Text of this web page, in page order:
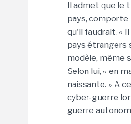
Il admet que le
pays, comporte
qu'il faudrait. «
pays étrangers
modèle, même
Selon lui, « en
naissante. » A
cyber-guerre
guerre